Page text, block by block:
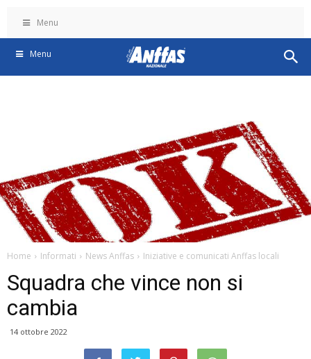
Menu
Menu
Home Informati News Anffas Iniziative e comunicati Anffas locali
Squadra che vince non si
cambia
14 ottobre 2022